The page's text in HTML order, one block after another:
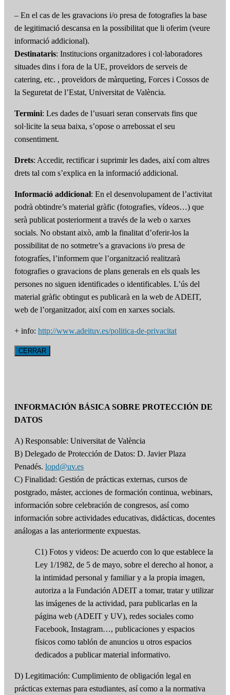
– En el cas de les gravacions i/o presa de fotografies la base
de legitimació descansa en la possibilitat que li oferim (veure
informació addicional).
Destinataris: Institucions organitzadores i col·laboradores
situades dins i fora de la UE, proveïdors de serveis de
catering, etc. , proveïdors de màrqueting, Forces i Cossos de
la Seguretat de l’Estat, Universitat de València.
Termini: Les dades de l’usuari seran conservats fins que
sol·licite la seua baixa, s’opose o arrebossat el seu
consentiment.
Drets: Accedir, rectificar i suprimir les dades, així com altres
drets tal com s’explica en la informació addicional.
Informació addicional: En el desenvolupament de l’activitat
podrà obtindre’s material gràfic (fotografies, vídeos…) que
serà publicat posteriorment a través de la web o xarxes
socials. No obstant això, amb la finalitat d’oferir-los la
possibilitat de no sotmetre’s a gravacions i/o presa de
fotografíes, l’informem que l’organització realitzarà
fotografies o gravacions de plans generals en els quals les
persones no siguen identificades o identificables. L’ús del
material gràfic obtingut es publicarà en la web de ADEIT,
web de l’organitzador, així com en xarxes socials.
+ info: http://www.adeituv.es/politica-de-privacitat
CERRAR
INFORMACIÓN BÁSICA SOBRE PROTECCIÓN DE
DATOS
A) Responsable: Universitat de València
B) Delegado de Protección de Datos: D. Javier Plaza
Penadés. lopd@uv.es
C) Finalidad: Gestión de prácticas externas, cursos de
postgrado, máster, acciones de formación continua, webinars,
información sobre celebración de congresos, así como
información sobre actividades educativas, didácticas, docentes
análogas a las anteriormente expuestas.
C1) Fotos y videos: De acuerdo con lo que establece la
Ley 1/1982, de 5 de mayo, sobre el derecho al honor, a
la intimidad personal y familiar y a la propia imagen,
autoriza a la Fundación ADEIT a tomar, tratar y utilizar
las imágenes de la actividad, para publicarlas en la
página web (ADEIT y UV), redes sociales como
Facebook, Instagram…, publicaciones y espacios
físicos como tablón de anuncios u otros espacios
dedicados a publicar material informativo.
D) Legitimación: Cumplimiento de obligación legal en
prácticas externas para estudiantes, así como a la normativa